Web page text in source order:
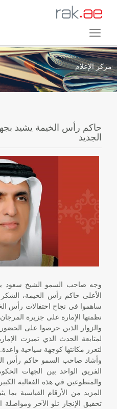
مركز الإعلام
حاكم رأس الخيمة يشيد
الجديد
وجه صاحب السمو الشيخ سعود
الأعلى حاكم رأس الخيمة، الشكر
نظمتها الإمارة على جزيرة
والزوار الذين حرصوا على
لمتابعة الحدث الذي تميزت
لتعزز مكانتها كوجهة سياحية واعدة.
وأشاد صاحب السمو حاكم رأس
الفريق الواحد بين الجهات
والمتطوعين في هذه الفعالية
المزيد من الأرقام القياسية
تحقيق الإنجاز تلو الآخر ومواصلة